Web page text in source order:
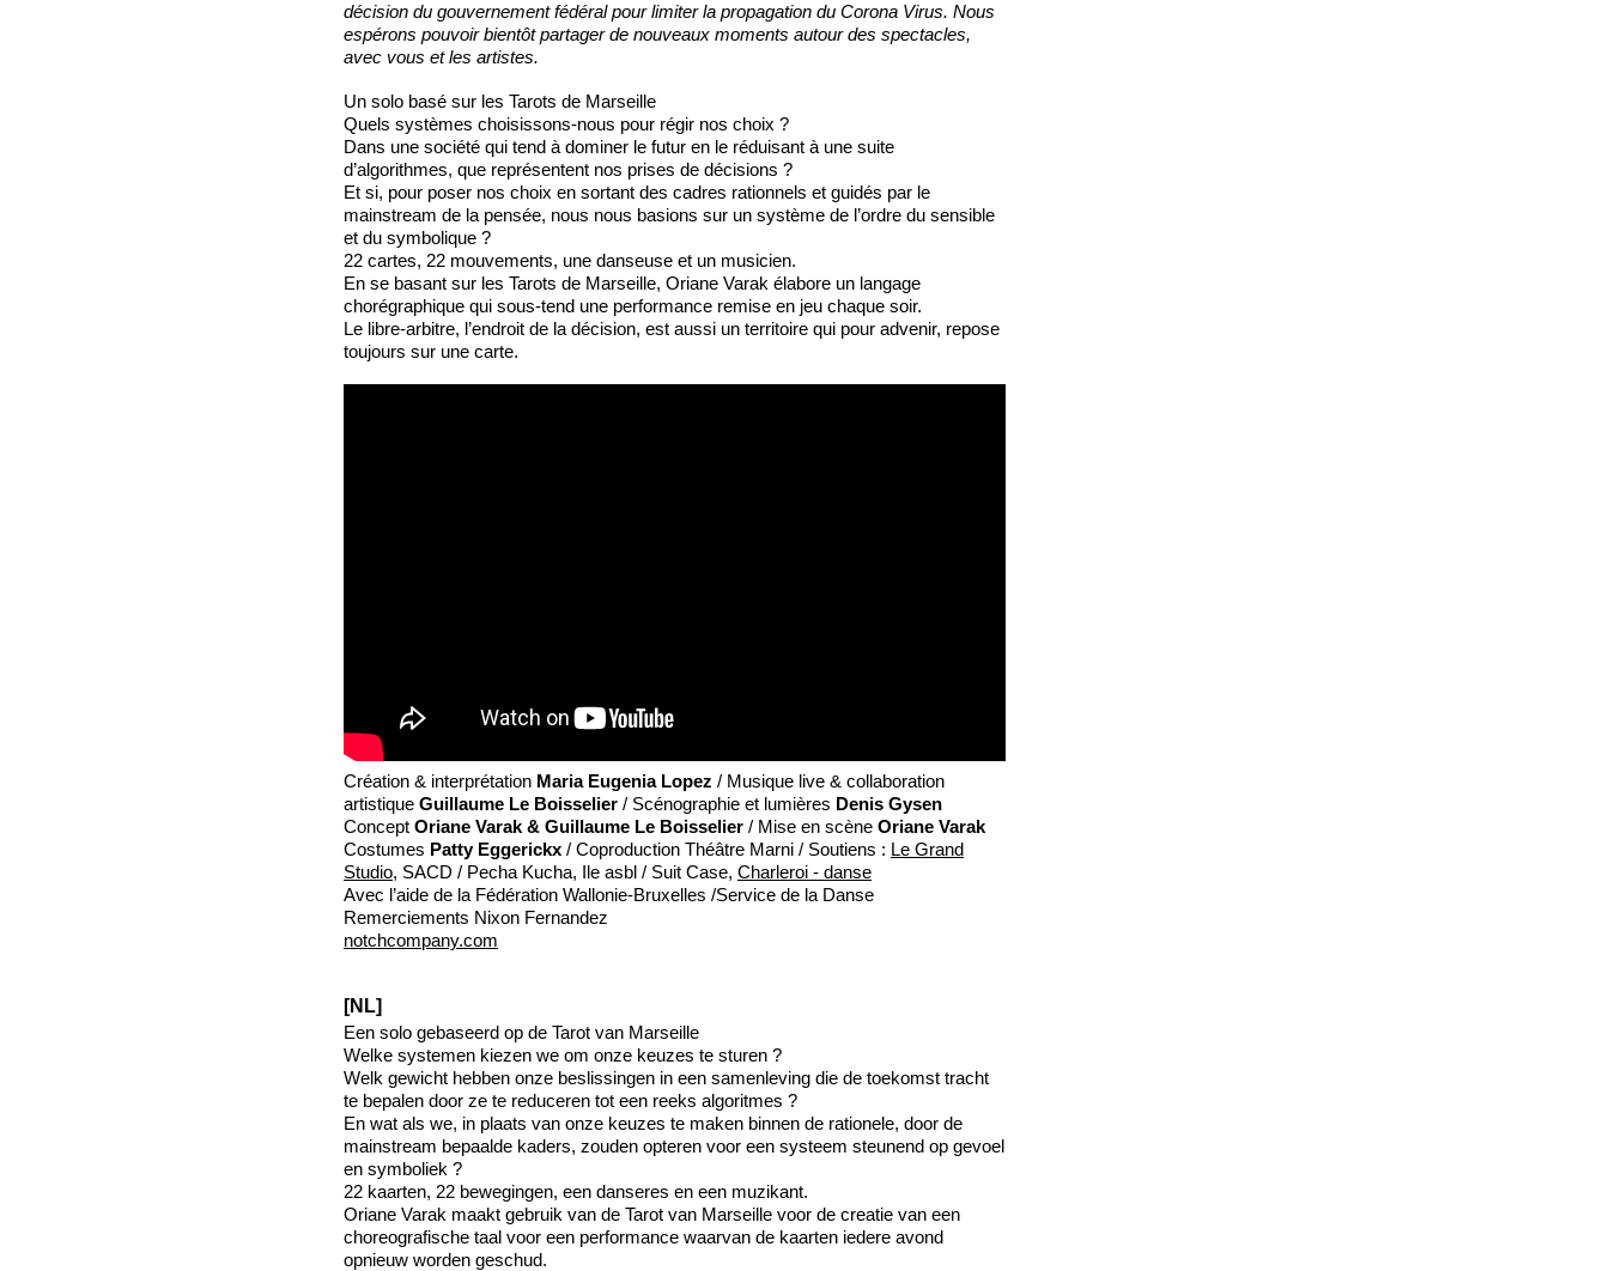
décision du gouvernement fédéral pour limiter la propagation du Corona Virus. Nous
espérons pouvoir bientôt partager de nouveaux moments autour des spectacles,
avec vous et les artistes.
Un solo basé sur les Tarots de Marseille
Quels systèmes choisissons-nous pour régir nos choix ?
Dans une société qui tend à dominer le futur en le réduisant à une suite
d’algorithmes, que représentent nos prises de décisions ?
Et si, pour poser nos choix en sortant des cadres rationnels et guidés par le
mainstream de la pensée, nous nous basions sur un système de l’ordre du sensible
et du symbolique ?
22 cartes, 22 mouvements, une danseuse et un musicien.
En se basant sur les Tarots de Marseille, Oriane Varak élabore un langage
chorégraphique qui sous-tend une performance remise en jeu chaque soir.
Le libre-arbitre, l’endroit de la décision, est aussi un territoire qui pour advenir, repose
toujours sur une carte.
Création & interprétation Maria Eugenia Lopez / Musique live & collaboration
artistique Guillaume Le Boisselier / Scénographie et lumières Denis Gysen
Concept Oriane Varak & Guillaume Le Boisselier / Mise en scène Oriane Varak
Costumes Patty Eggerickx / Coproduction Théâtre Marni / Soutiens : Le Grand
Studio, SACD / Pecha Kucha, Ile asbl / Suit Case, Charleroi - danse
Avec l’aide de la Fédération Wallonie-Bruxelles /Service de la Danse
Remerciements Nixon Fernandez
notchcompany.com
[NL]
Een solo gebaseerd op de Tarot van Marseille
Welke systemen kiezen we om onze keuzes te sturen ?
Welk gewicht hebben onze beslissingen in een samenleving die de toekomst tracht
te bepalen door ze te reduceren tot een reeks algoritmes ?
En wat als we, in plaats van onze keuzes te maken binnen de rationele, door de
mainstream bepaalde kaders, zouden opteren voor een systeem steunend op gevoel
en symboliek ?
22 kaarten, 22 bewegingen, een danseres en een muzikant.
Oriane Varak maakt gebruik van de Tarot van Marseille voor de creatie van een
choreografische taal voor een performance waarvan de kaarten iedere avond
opnieuw worden geschud.